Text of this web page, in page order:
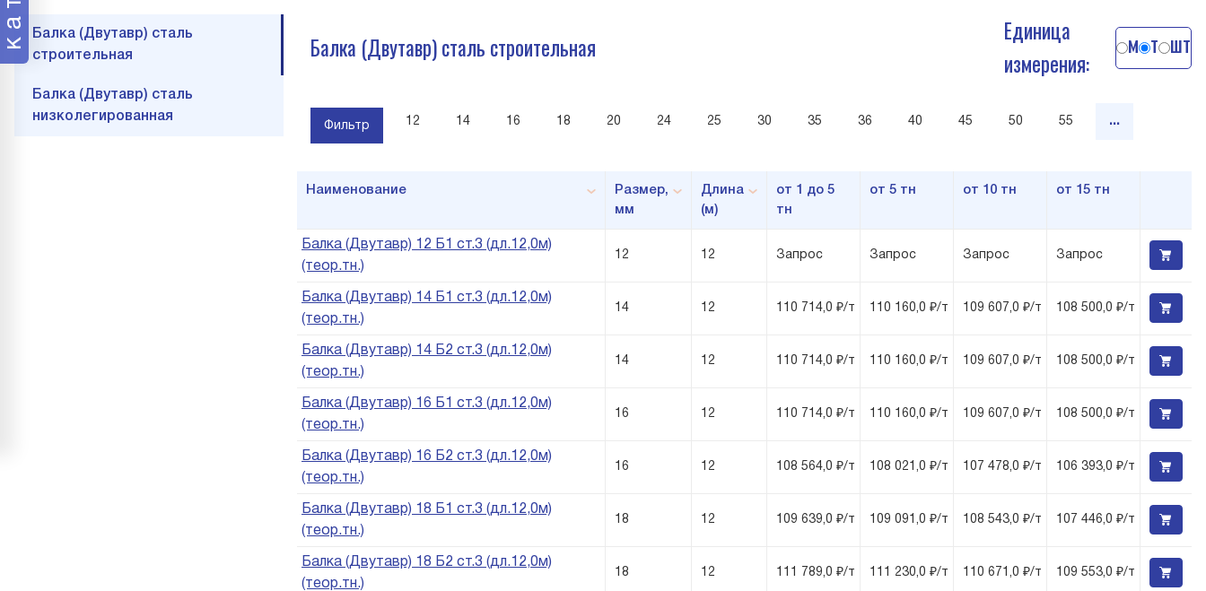
Балка (Двутавр) сталь
строительная
Балка (Двутавр) сталь
низколегированная
Балка (Двутавр) сталь строительная
Единица
измерения:
м т шт
Фильтр 12 14 16 18 20 24 25 30 35 36 40 45 50 55 ...
Наименование
Размер,
мм
Длина
(м)
от 1 до 5
тн
от 5 тн от 10 тн от 15 тн
Балка (Двутавр) 12 Б1 ст.3 (дл.12,0м)
(теор.тн.)
12 12 Запрос Запрос Запрос Запрос
Балка (Двутавр) 14 Б1 ст.3 (дл.12,0м)
(теор.тн.)
14 12 110 714,0 ₽/т 110 160,0 ₽/т 109 607,0 ₽/т 108 500,0 ₽/т
Балка (Двутавр) 14 Б2 ст.3 (дл.12,0м)
(теор.тн.)
14 12 110 714,0 ₽/т 110 160,0 ₽/т 109 607,0 ₽/т 108 500,0 ₽/т
Балка (Двутавр) 16 Б1 ст.3 (дл.12,0м)
(теор.тн.)
16 12 110 714,0 ₽/т 110 160,0 ₽/т 109 607,0 ₽/т 108 500,0 ₽/т
Балка (Двутавр) 16 Б2 ст.3 (дл.12,0м)
(теор.тн.)
16 12 108 564,0 ₽/т 108 021,0 ₽/т 107 478,0 ₽/т 106 393,0 ₽/т
Балка (Двутавр) 18 Б1 ст.3 (дл.12,0м)
(теор.тн.)
18 12 109 639,0 ₽/т 109 091,0 ₽/т 108 543,0 ₽/т 107 446,0 ₽/т
Балка (Двутавр) 18 Б2 ст.3 (дл.12,0м)
(теор.тн.)
18 12 111 789,0 ₽/т 111 230,0 ₽/т 110 671,0 ₽/т 109 553,0 ₽/т